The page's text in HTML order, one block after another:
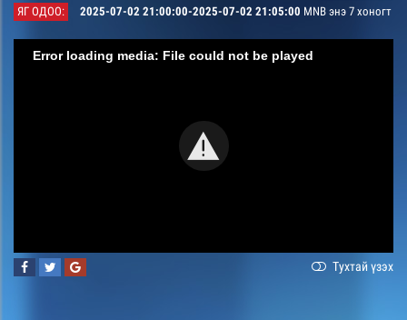
ЯГ ОДОО: 2025-07-02 21:00:00-2025-07-02 21:05:00 MNB энэ 7 хоногт
Error loading media: File could not be played
Тухтай үзэх